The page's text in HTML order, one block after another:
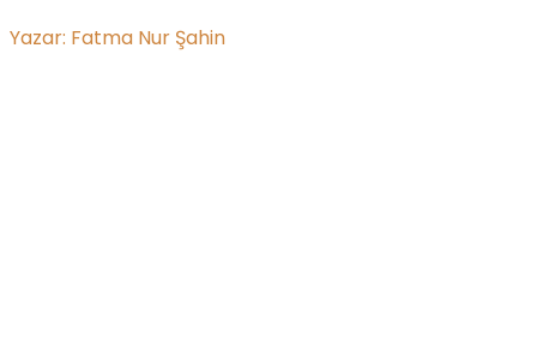
Yazar: Fatma Nur Şahin